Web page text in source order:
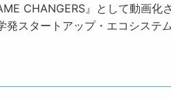
CHANGERS』として動画化
スタートアップ・エコシステ